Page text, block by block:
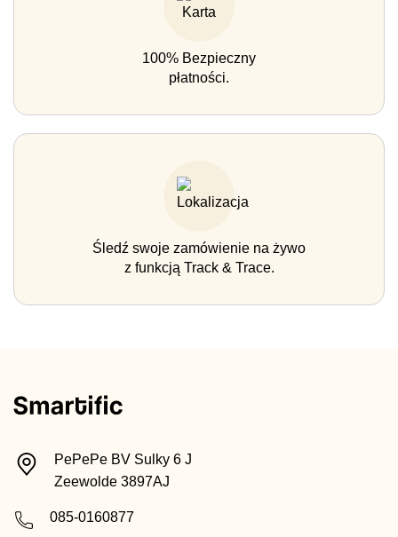
100% Bezpieczny
płatności.
Śledź swoje zamówienie na żywo
z funkcją Track & Trace.
PePePe BV Sulky 6 J
Zeewolde 3897AJ
085-0160877